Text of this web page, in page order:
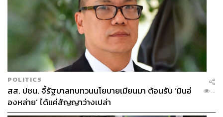
POLITICS
สส. ปชน. จี้รัฐบาลทบทวนนโยบายเมียนมา ต้อนรับ ‘มินอ่
องหล่าย’ ได้แค่สัญญาว่างเปล่า
...